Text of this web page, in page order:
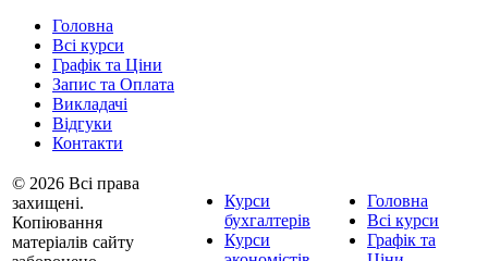
Головна
Всі курси
Графік та Ціни
Запис та Оплата
Викладачі
Відгуки
Контакти
© 2026 Всі права
захищені.
Копіювання
матеріалів сайту
Курси
бухгалтерів
Курси
Головна
Всі курси
Графік та